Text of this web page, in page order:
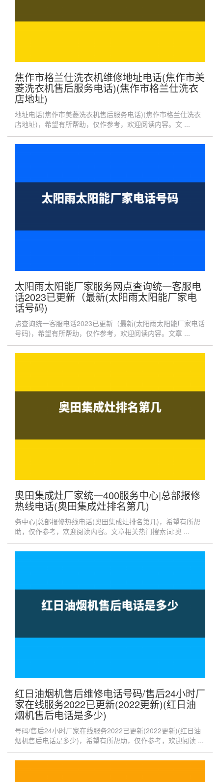
焦作市格兰仕洗衣机维修地址电话(焦作市美
菱洗衣机售后服务电话)(焦作市格兰仕洗衣
店地址)
地址电话(焦作市美菱洗衣机售后服务电话)(焦作市格兰仕洗衣
店地址)，希望有所帮助，仅作参考，欢迎阅读内容。文 ...
太阳雨太阳能厂家服务网点查询统一客服电
话2023已更新（最新(太阳雨太阳能厂家电
话号码)
点查询统一客服电话2023已更新（最新(太阳雨太阳能厂家电话
号码)，希望有所帮助，仅作参考，欢迎阅读内容。文章 ...
奥田集成灶厂家统一400服务中心|总部报修
热线电话(奥田集成灶排名第几)
务中心|总部报修热线电话(奥田集成灶排名第几)，希望有所帮
助，仅作参考，欢迎阅读内容。文章相关热门搜索词:奥 ...
红日油烟机售后维修电话号码/售后24小时厂
家在线服务2022已更新(2022更新)(红日油
烟机售后电话是多少)
号码/售后24小时厂家在线服务2022已更新(2022更新)(红日油
烟机售后电话是多少)，希望有所帮助，仅作参考，欢迎阅读 ...